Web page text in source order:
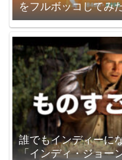
をフルボッコしてみ
誰でもインディーに
「インディ・ジョー